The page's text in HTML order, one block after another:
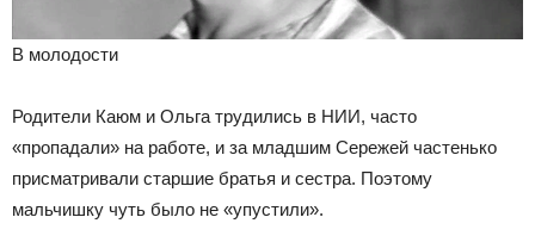
В молодости
Родители Каюм и Ольга трудились в НИИ, часто
«пропадали» на работе, и за младшим Сережей частенько
присматривали старшие братья и сестра. Поэтому
мальчишку чуть было не «упустили».